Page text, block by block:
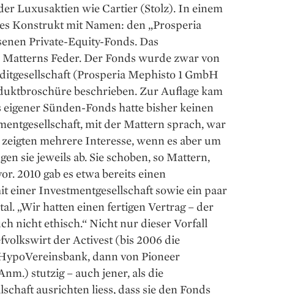
Luxusaktien wie Cartier (Stolz). In einem
Konstrukt mit Namen: den „Prosperia
Private-Equity-Fonds. Das
Feder. Der Fonds wurde zwar von
(Prosperia Mephisto 1 GmbH
beschrieben. Zur Auflage kam
Sünden-­Fonds hatte bisher keinen
mit der Mattern sprach, war
mehrere Interesse, wenn es aber um
sie jeweils ab. Sie schoben, so Mattern,
2010 gab es etwa bereits einen
einer Investmentgesellschaft sowie ein paar
„Wir hatten einen fertigen Vertrag – der
nicht ethisch.“ Nicht nur dieser Vorfall
der Activest (bis 2006 die
dann von Pioneer
stutzig – auch jener, als die
ausrichten liess, dass sie den Fonds